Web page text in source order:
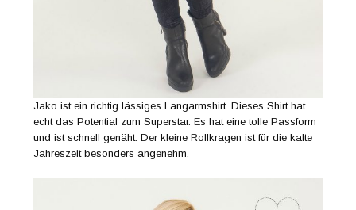
Jako ist ein richtig lässiges Langarmshirt. Dieses Shirt hat
echt das Potential zum Superstar. Es hat eine tolle Passform
und ist schnell genäht. Der kleine Rollkragen ist für die kalte
Jahreszeit besonders angenehm.